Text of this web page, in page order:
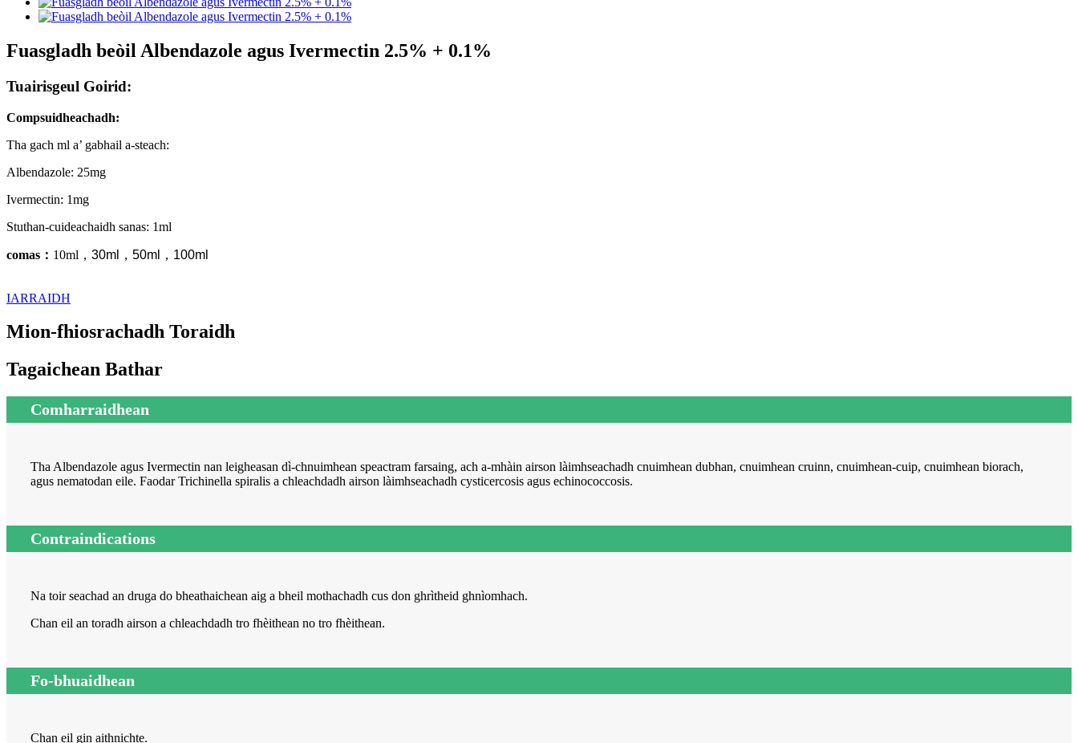
Fuasgladh beòil Albendazole agus Ivermectin 2.5% + 0.1%
Tuairisgeul Goirid:
Compsuidheachadh:
Tha gach ml a’ gabhail a-steach:
Albendazole: 25mg
Ivermectin: 1mg
Stuthan-cuideachaidh sanas: 1ml
comas ： 10ml ， 30ml ， 50ml ， 100ml
IARRAIDH
Mion-fhiosrachadh Toraidh
Tagaichean Bathar
Comharraidhean
Tha Albendazole agus Ivermectin nan leigheasan dì-chnuimhean speactram farsaing, ach a-mhàin airson làimhseachadh cnuimhean dubhan, cnuimhean cruinn, cnuimhean-cuip, cnuimhean biorach,
agus nematodan eile. Faodar Trichinella spiralis a chleachdadh airson làimhseachadh cysticercosis agus echinococcosis.
Contraindications
Na toir seachad an druga do bheathaichean aig a bheil mothachadh cus don ghrìtheid ghnìomhach.
Chan eil an toradh airson a chleachdadh tro fhèithean no tro fhèithean.
Fo-bhuaidhean
Chan eil gin aithnichte.